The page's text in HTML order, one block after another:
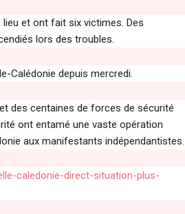
et ont fait six victimes. Des
lors des troubles.
Calédonie depuis mercredi.
des centaines de forces de sécurité
ont entamé une vaste opération
aux manifestants indépendantistes.
caledonie-direct-situation-plus-